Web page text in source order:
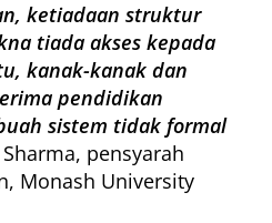
ketiadaan struktur
tiada akses kepada
kanak-kanak dan
pendidikan
sistem tidak formal
pensyarah
Monash University